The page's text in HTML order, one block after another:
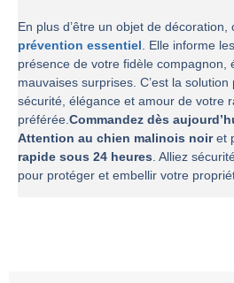
En plus d’être un objet de décoration,
prévention essentiel. Elle informe
présence de votre fidèle compagnon,
mauvaises surprises. C’est la
sécurité, élégance et amour de votre
préférée.Commandez dès
Attention au chien malinois noiret
rapide sous 24 heures. Alliez
pour protéger et embellir votre